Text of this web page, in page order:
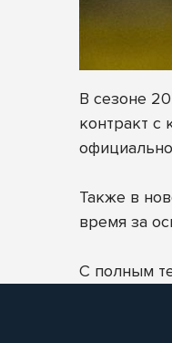
В сезоне
контракт с
Также в
время за
С полным